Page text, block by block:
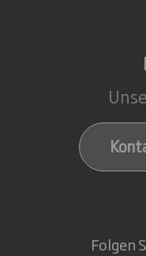
Folgen